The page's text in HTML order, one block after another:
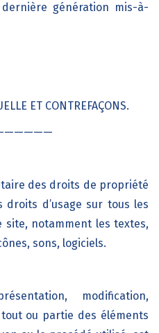
génération mis-à-
ET CONTREFAÇONS.
des droits de propriété
d’usage sur tous les
site, notamment les textes,
sons, logiciels.
modification,
ou partie des éléments